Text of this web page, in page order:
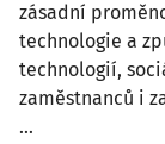
zásadní
technologie a
technologií,
zaměstnanců i
...